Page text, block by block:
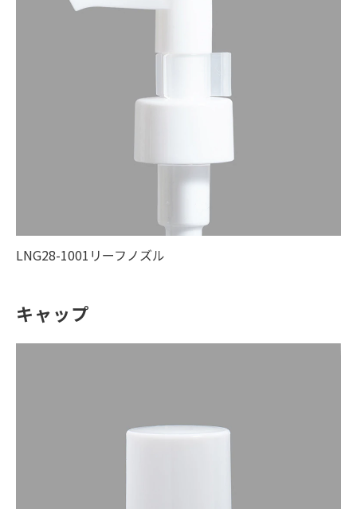
LNG28-1001リーフノズル
キャップ